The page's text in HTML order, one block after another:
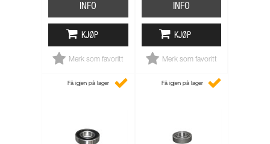
INFO
KJØP
Merk som favoritt
INFO
KJØP
Merk som favoritt
Få igjen på lager Få igjen på lager